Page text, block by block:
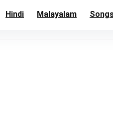
Hindi Malayalam